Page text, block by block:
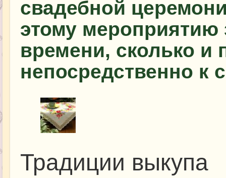
свадебной
этому мероприятию
времени, сколько и
непосредственно к
Традиции выкупа